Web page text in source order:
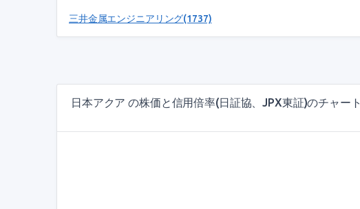
三井金属エンジニアリング(1737)
日本アクア の株価と信用倍率(日証協、JPX東証)のチャート